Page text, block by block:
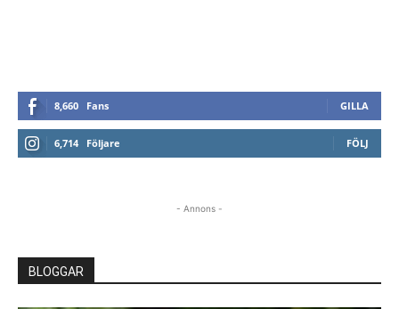
8,660 Fans GILLA
6,714 Följare FÖLJ
- Annons -
BLOGGAR